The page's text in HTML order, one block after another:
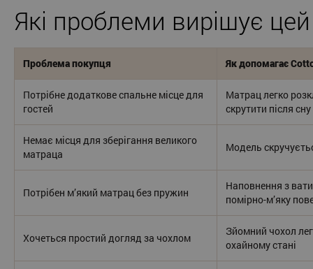
Які проблеми вирішує
Проблема покупця Як допомагає
Потрібне додаткове спальне місце для
гостей
Матрац легко
скрутити після сну
Немає місця для зберігання великого
матраца
Модель
Потрібен м’який матрац без пружин
Наповнення з
помірно-м’яку
Хочеться простий догляд за чохлом
Зйомний чохол
охайному стані